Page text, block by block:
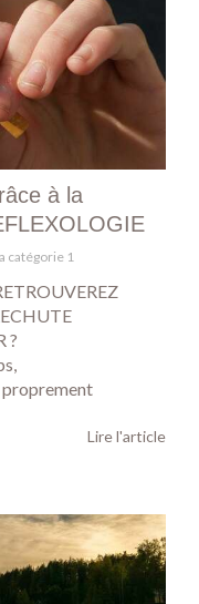
à la
catégorie 1
?
proprement
Lire l'article